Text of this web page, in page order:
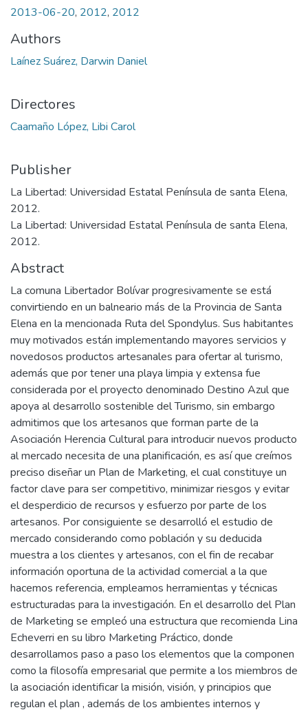
2013-06-20, 2012, 2012
Authors
Laínez Suárez, Darwin Daniel
Directores
Caamaño López, Libi Carol
Publisher
La Libertad: Universidad Estatal Península de santa Elena,
2012.
La Libertad: Universidad Estatal Península de santa Elena,
2012.
Abstract
La comuna Libertador Bolívar progresivamente se está
convirtiendo en un balneario más de la Provincia de Santa
Elena en la mencionada Ruta del Spondylus. Sus habitantes
muy motivados están implementando mayores servicios y
novedosos productos artesanales para ofertar al turismo,
además que por tener una playa limpia y extensa fue
considerada por el proyecto denominado Destino Azul que
apoya al desarrollo sostenible del Turismo, sin embargo
admitimos que los artesanos que forman parte de la
Asociación Herencia Cultural para introducir nuevos producto
al mercado necesita de una planificación, es así que creímos
preciso diseñar un Plan de Marketing, el cual constituye un
factor clave para ser competitivo, minimizar riesgos y evitar
el desperdicio de recursos y esfuerzo por parte de los
artesanos. Por consiguiente se desarrolló el estudio de
mercado considerando como población y su deducida
muestra a los clientes y artesanos, con el fin de recabar
información oportuna de la actividad comercial a la que
hacemos referencia, empleamos herramientas y técnicas
estructuradas para la investigación. En el desarrollo del Plan
de Marketing se empleó una estructura que recomienda Lina
Echeverri en su libro Marketing Práctico, donde
desarrollamos paso a paso los elementos que la componen
como la filosofía empresarial que permite a los miembros de
la asociación identificar la misión, visión, y principios que
regulan el plan , además de los ambientes internos y